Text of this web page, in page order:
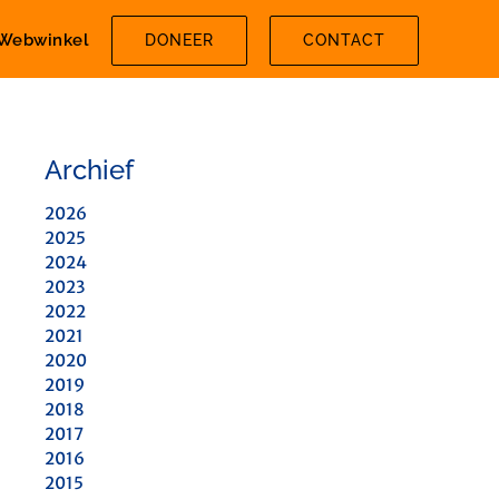
DONEER CONTACT
Archief
2026
2025
2024
2023
2022
2021
2020
2019
2018
2017
2016
2015